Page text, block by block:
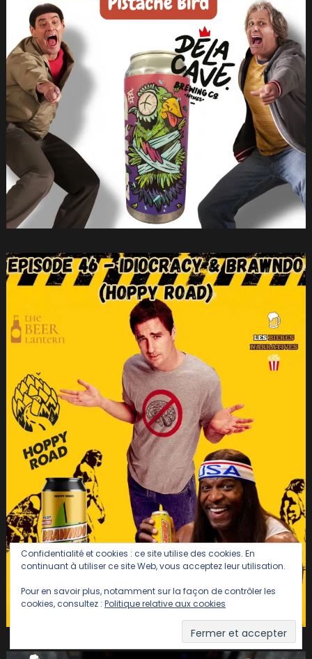
Confidentialité et cookies : ce site utilise des cookies. En
continuant à utiliser ce site Web, vous acceptez leur utilisation.
Pour en savoir plus, notamment sur la façon de contrôler les
cookies, consultez : Politique relative aux cookies